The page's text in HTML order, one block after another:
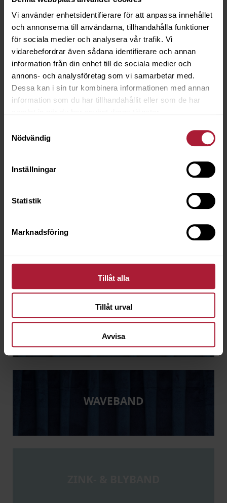
Vi använder enhetsidentifierare för att anpassa innehållet
och annonserna till användarna, tillhandahålla funktioner
för sociala medier och analysera vår trafik. Vi
vidarebefordrar även sådana identifierare och annan
information från din enhet till de sociala medier och
annons- och analysföretag som vi samarbetar med.
Dessa kan i sin tur kombinera informationen med annan
information som du har tillhandahållit eller som de har
Nödvändig
Inställningar
Statistik
Marknadsföring
Tillåt alla
Tillåt urval
Avvisa
RYNKBAND
SMOCKBAND
FÖRSTÄRKNINGSBAND
VELOURGARDINBAND
WAVEBAND